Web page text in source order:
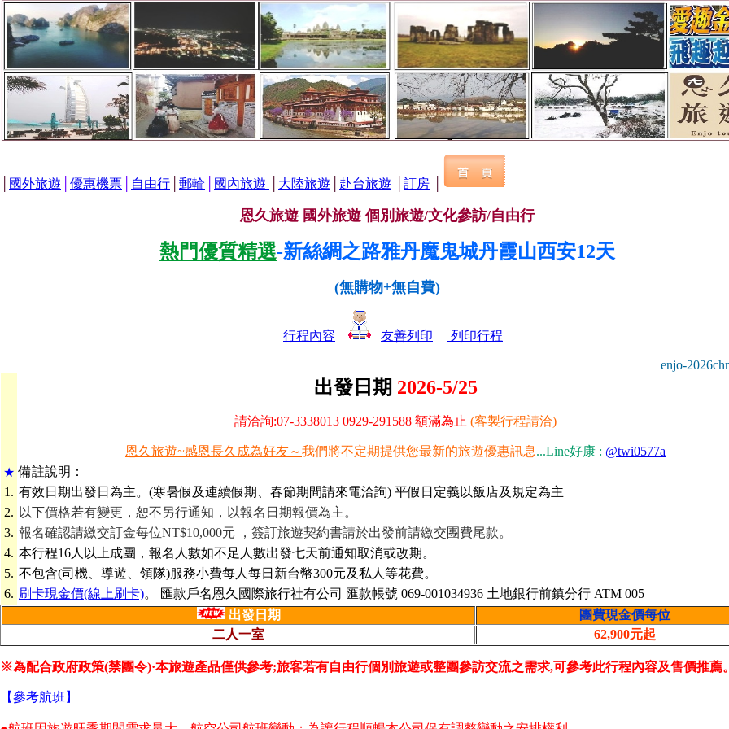
國外旅遊 優惠機票 自由行 郵輪 國內旅遊 大陸旅遊 赴台旅遊 訂房
恩久旅遊 國外旅遊 個別旅遊/文化參訪/自由行
熱門優質精選-新絲綢之路雅丹魔鬼城丹霞山西安12天
(無購物+無自費)
行程內容 友善列印 列印行程
enjo-
出發日期 2026-5/25
請洽詢:07-3338013 0929-291588 額滿為止 (客製行程請洽)
恩久旅遊~感恩長久成為好友～我們將不定期提供您最新的旅遊優惠訊息...Line好康 : @twi0577a
★ 備註說明：
1. 有效日期出發日為主。(寒暑假及連續假期、春節期間請來電洽詢) 平假日定義以飯店及規定為主
2. 以下價格若有變更，恕不另行通知，以報名日期報價為主。
3. 報名確認請繳交訂金每位NT$10,000元
，簽訂旅遊契約書請於出發前請繳交團費尾款。
4. 本行程16人以上成團，報名人數如不足人數出發七天前通知取消或改期。
5. 不包含(司機、導遊、領隊)服務小費每人每日新台幣300元及私人等花費。
6. 刷卡現金價(線上刷卡)。 匯款戶名恩久國際旅行社有公司 匯款帳號 069-001034936 土地銀行前鎮分行 ATM 005
出發日 期
團費現金價每位
二人一室
62,900元起
※為配合政府政策(禁團令)·本旅遊產品僅供參考;旅客若有自由行個別旅遊或整團參訪交流之需求,可參考此行程內容及售價推薦。
【參考航班】